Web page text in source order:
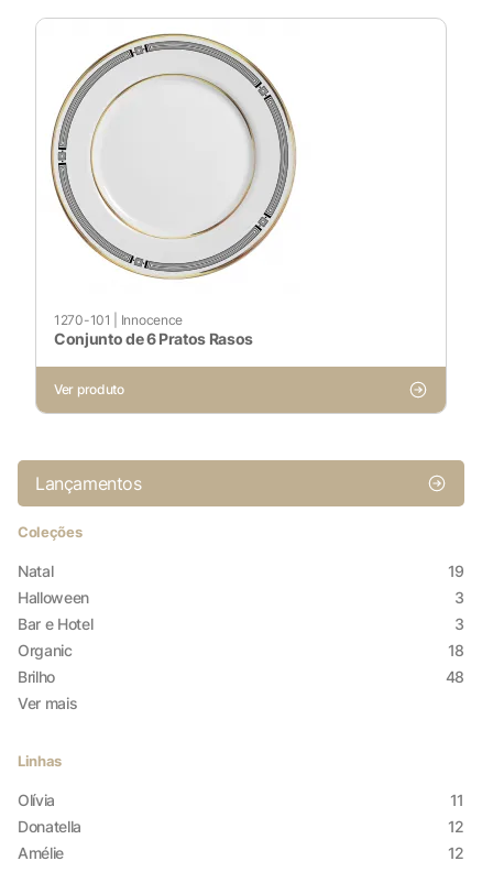
Lançamentos
Coleções
Natal
19
Halloween
3
Bar e Hotel
3
Organic
18
Brilho
48
Ver mais
Linhas
Olívia
11
Donatella
12
Amélie
12
1270-101 Innocence
Conjunto de 6 Pratos Rasos
Ver produto